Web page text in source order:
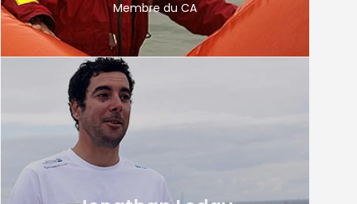
Membre du CA
Membre du CNBPP depuis près de 30 ans,
Jonathan a appris à naviguer au contact son
père Yves et son Oncle Nicolas, deux figures